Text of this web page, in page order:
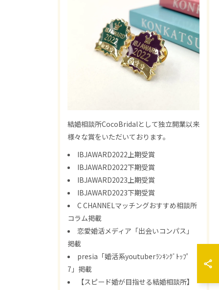
結婚相談所CocoBridalとして独立開業以来
様々な賞をいただいております。
IBJAWARD2022上期受賞
IBJAWARD2022下期受賞
IBJAWARD2023上期受賞
IBJAWARD2023下期受賞
C CHANNELマッチングおすすめ相談所
コラム掲載
恋愛婚活メディア「出会いコンパス」
掲載
presia「婚活系youtuberﾗﾝｷﾝｸﾞﾄｯﾌﾟ
7」掲載
【スピード婚が目指せる結婚相談所】